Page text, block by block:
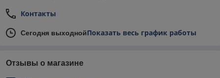
Контакты
Сегодня выходнойПоказать весь график работы
Отзывы о магазине